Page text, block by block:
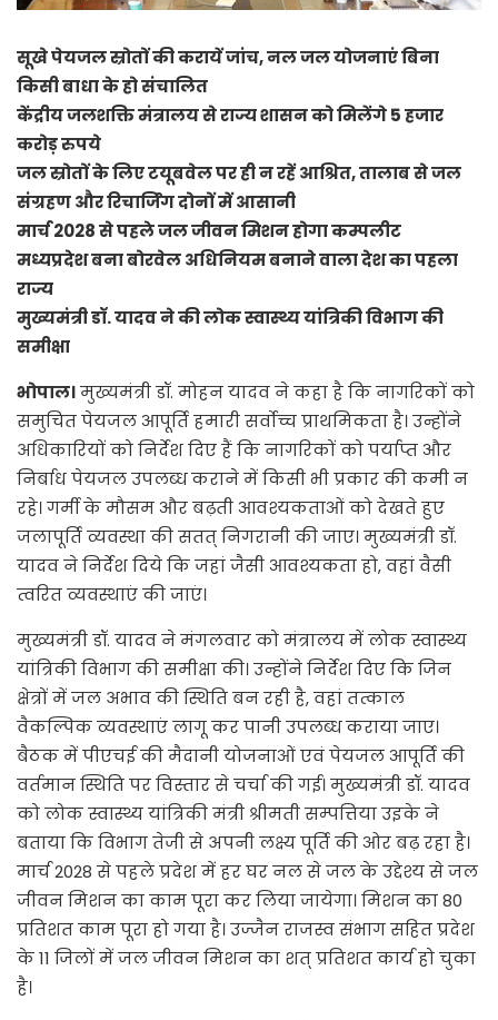
सूखे पेयजल स्रोतों की करायें जांच, नल जल योजनाएं बिना
किसी बाधा के हो संचालित
केंद्रीय जलशक्ति मंत्रालय से राज्य शासन को मिलेंगे 5 हजार
करोड़ रुपये
जल स्रोतों के लिए टयूबवेल पर ही न रहें आश्रित, तालाब से जल
संग्रहण और रिचार्जिंग दोनों में आसानी
मार्च 2028 से पहले जल जीवन मिशन होगा कम्पलीट
मध्यप्रदेश बना बोरवेल अधिनियम बनाने वाला देश का पहला
राज्य
मुख्यमंत्री डॉ. यादव ने की लोक स्वास्थ्य यांत्रिकी विभाग की
समीक्षा
भोपाल।मुख्यमंत्री डॉ. मोहन यादव ने कहा है कि नागरिकों को
समुचित पेयजल आपूर्ति हमारी सर्वोच्च प्राथमिकता है। उन्होंने
अधिकारियों को निर्देश दिए हैं कि नागरिकों को पर्याप्त और
निर्बाध पेयजल उपलब्ध कराने में किसी भी प्रकार की कमी न
रहे। गर्मी के मौसम और बढ़ती आवश्यकताओं को देखते हुए
जलापूर्ति व्यवस्था की सतत् निगरानी की जाए। मुख्यमंत्री डॉ.
यादव ने निर्देश दिये कि जहां जैसी आवश्यकता हो, वहां वैसी
त्वरित व्यवस्थाएं की जाएं।
मुख्यमंत्री डॉ. यादव ने मंगलवार को मंत्रालय में लोक स्वास्थ्य
यांत्रिकी विभाग की समीक्षा की। उन्होंने निर्देश दिए कि जिन
क्षेत्रों में जल अभाव की स्थिति बन रही है, वहां तत्काल
वैकल्पिक व्यवस्थाएं लागू कर पानी उपलब्ध कराया जाए।
बैठक में पीएचई की मैदानी योजनाओं एवं पेयजल आपूर्ति की
वर्तमान स्थिति पर विस्तार से चर्चा की गई। मुख्यमंत्री डॉ. यादव
को लोक स्वास्थ्य यांत्रिकी मंत्री श्रीमती सम्पत्तिया उइके ने
बताया कि विभाग तेजी से अपनी लक्ष्य पूर्ति की ओर बढ़ रहा है।
मार्च 2028 से पहले प्रदेश में हर घर नल से जल के उद्देश्य से जल
जीवन मिशन का काम पूरा कर लिया जायेगा। मिशन का 80
प्रतिशत काम पूरा हो गया है। उज्जैन राजस्व संभाग सहित प्रदेश
के 11 जिलों में जल जीवन मिशन का शत् प्रतिशत कार्य हो चुका
है।